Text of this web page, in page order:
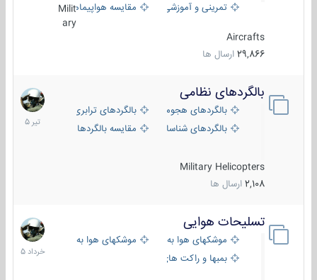
تمرینی و آموزشی
مقایسه هواپیماهاMilit
ary
Aircrafts
29,866 ارسال ها
بالگردهای نظامی
بالگردهای هجومی
بالگردهای ترابری
بالگردهای شناسایی
مقایسه بالگردها
Military Helicopters
2,108 ارسال ها
22
تیر
1405
تسلیحات هوایی
موشکهای هوا به هوا
موشکهای هوا به سطح
بمبها و راکت های هوایی
30
خرداد
1405